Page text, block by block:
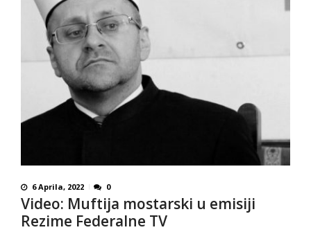
6 Aprila, 2022 0
Video: Muftija mostarski u emisiji
Rezime Federalne TV